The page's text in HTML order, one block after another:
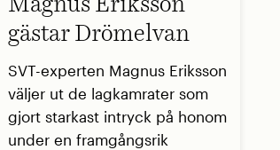
Magnus Eriksson
gästar Drömelvan
SVT-experten Magnus Eriksson
väljer ut de lagkamrater som
gjort starkast intryck på honom
under en framgångsrik